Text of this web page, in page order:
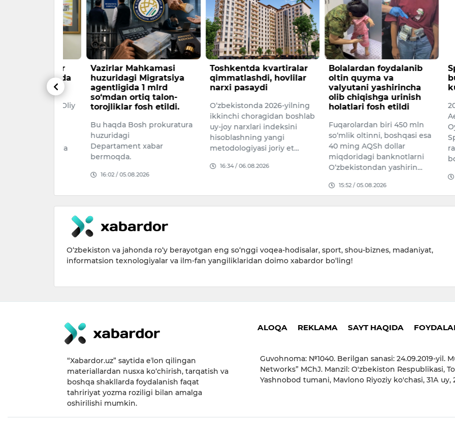
Vazirlar Mahkamasi
huzuridagi Migratsiya
agentligida 1 mlrd
so‘mdan ortiq talon-
torojliklar fosh etildi.
Bu haqda Bosh prokuratura
huzuridagi
Departament xabar
bermoqda.
16:02 / 05.08.2026
Toshkentda kvartiralar
qimmatlashdi, hovlilar
narxi pasaydi
O‘zbekistonda 2026-yilning
ikkinchi choragidan boshlab
uy-joy narxlari indeksini
hisoblashning yangi
metodologiyasi joriy et…
16:34 / 06.08.2026
Bolalardan foydalanib
oltin quyma va
valyutani yashirincha
olib chiqishga urinish
holatlari fosh etildi
Fuqarolardan biri 450 mln
so‘mlik oltinni, boshqasi esa
40 ming AQSh dollar
miqdoridagi banknotlarni
O‘zbekistondan yashirin…
15:52 / 05.08.2026
2025-
Oy
SpaceX
bosqic…
09:17
O‘zbekiston va jahonda ro‘y berayotgan eng so‘nggi voqea-hodisalar, sport, shou-biznes, madaniyat,
informatsion texnologiyalar va ilm-fan yangiliklaridan doimo xabardor bo‘ling!
“Xabardor.uz” saytida eʼlon qilingan
materiallardan nusxa ko‘chirish, tarqatish va
boshqa shakllarda foydalanish faqat
tahririyat yozma roziligi bilan amalga
oshirilishi mumkin.
ALOQA REKLAMA SAYT HAQIDA
Guvohnoma: №1040. Berilgan sanasi: 24.09.2019-yil.
Networks” MChJ. Manzil: O'zbekiston Respublikasi,
Yashnobod tumani, Mavlono Riyoziy ko'chasi, 31А uy,